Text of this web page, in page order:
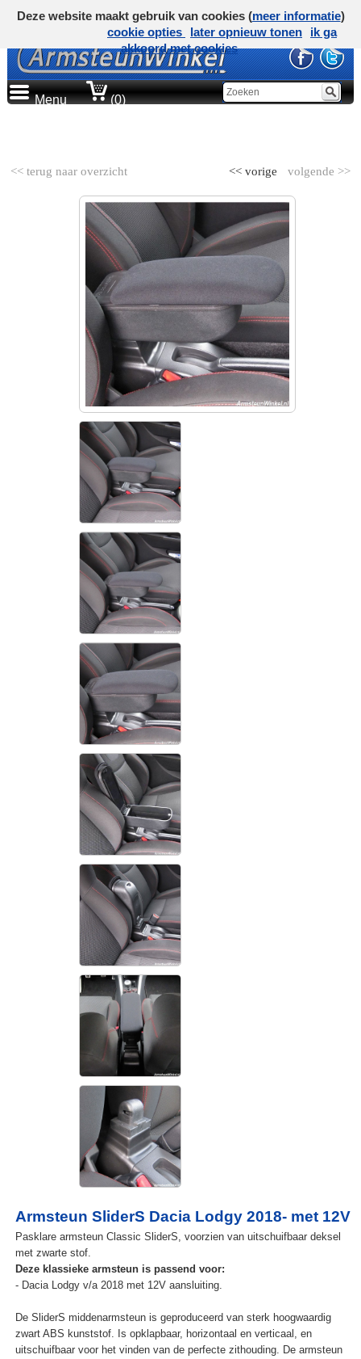
Menu (0)
<< terug naar overzicht volgende >>
<< vorige
Armsteun SliderS Dacia Lodgy 2018- met 12V
Pasklare armsteun Classic SliderS, voorzien van uitschuifbaar deksel
met zwarte stof.
Deze klassieke armsteun is passend voor:
- Dacia Lodgy v/a 2018 met 12V aansluiting.
De SliderS middenarmsteun is geproduceerd van sterk hoogwaardig
zwart ABS kunststof. Is opklapbaar, horizontaal en verticaal, en
uitschuifbaar voor het vinden van de perfecte zithouding. De armsteun
Deze website maakt gebruik van cookies (meer informatie)
cookie opties
later opnieuw tonen
ik ga
akkoord met cookies